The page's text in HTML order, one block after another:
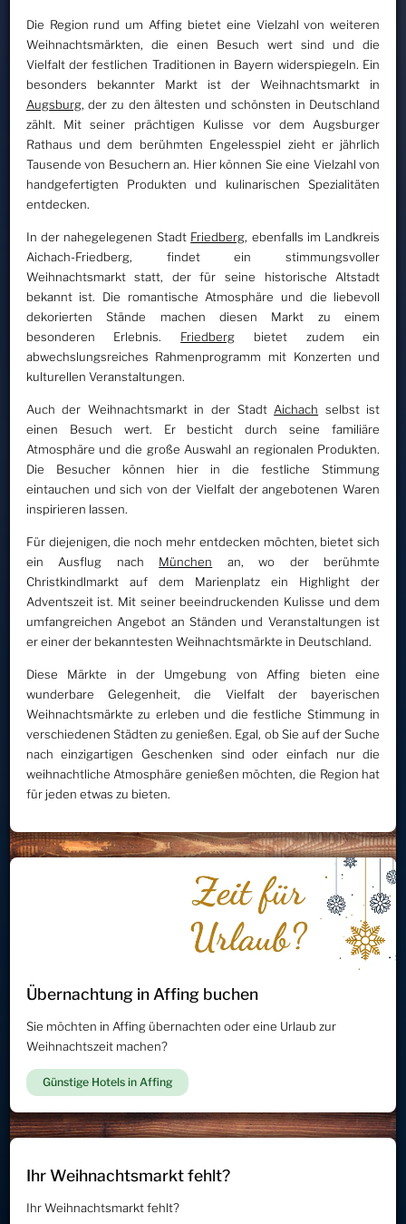
Die Region rund um Affing bietet eine Vielzahl von weiteren
Weihnachtsmärkten, die einen Besuch wert sind und die
Vielfalt der festlichen Traditionen in Bayern widerspiegeln. Ein
besonders bekannter Markt ist der Weihnachtsmarkt in
Augsburg, der zu den ältesten und schönsten in Deutschland
zählt. Mit seiner prächtigen Kulisse vor dem Augsburger
Rathaus und dem berühmten Engelesspiel zieht er jährlich
Tausende von Besuchern an. Hier können Sie eine Vielzahl von
handgefertigten Produkten und kulinarischen Spezialitäten
entdecken.
In der nahegelegenen Stadt Friedberg, ebenfalls im Landkreis
Aichach-Friedberg, findet ein stimmungsvoller
Weihnachtsmarkt statt, der für seine historische Altstadt
bekannt ist. Die romantische Atmosphäre und die liebevoll
dekorierten Stände machen diesen Markt zu einem
besonderen Erlebnis. Friedberg bietet zudem ein
abwechslungsreiches Rahmenprogramm mit Konzerten und
kulturellen Veranstaltungen.
Auch der Weihnachtsmarkt in der Stadt Aichach selbst ist
einen Besuch wert. Er besticht durch seine familiäre
Atmosphäre und die große Auswahl an regionalen Produkten.
Die Besucher können hier in die festliche Stimmung
eintauchen und sich von der Vielfalt der angebotenen Waren
inspirieren lassen.
Für diejenigen, die noch mehr entdecken möchten, bietet sich
ein Ausflug nach München an, wo der berühmte
Christkindlmarkt auf dem Marienplatz ein Highlight der
Adventszeit ist. Mit seiner beeindruckenden Kulisse und dem
umfangreichen Angebot an Ständen und Veranstaltungen ist
er einer der bekanntesten Weihnachtsmärkte in Deutschland.
Diese Märkte in der Umgebung von Affing bieten eine
wunderbare Gelegenheit, die Vielfalt der bayerischen
Weihnachtsmärkte zu erleben und die festliche Stimmung in
verschiedenen Städten zu genießen. Egal, ob Sie auf der Suche
nach einzigartigen Geschenken sind oder einfach nur die
weihnachtliche Atmosphäre genießen möchten, die Region hat
für jeden etwas zu bieten.
Übernachtung in Affing buchen
Sie möchten in Affing übernachten oder eine Urlaub zur
Weihnachtszeit machen?
Günstige Hotels in Affing
Ihr Weihnachtsmarkt fehlt?
Ihr Weihnachtsmarkt fehlt?